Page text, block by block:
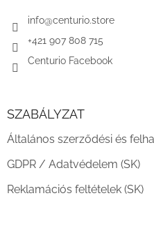
info@centurio.store
+421 907 808 715
Centurio Facebook
SZABÁLYZAT
Általános szerződési és
GDPR / Adatvédelem (SK)
Reklamációs feltételek (SK)